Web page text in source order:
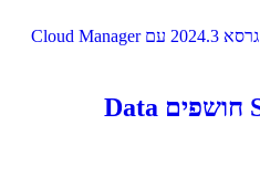
Read more: Tableau משחררת את גרסא 2024.3 עם Cloud Manager
Cloudera ו-Snowflake חושפים Data